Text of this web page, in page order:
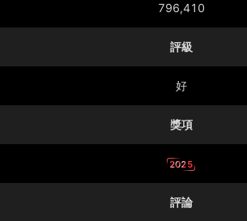
796,410
評級
好
獎項
2025
評論